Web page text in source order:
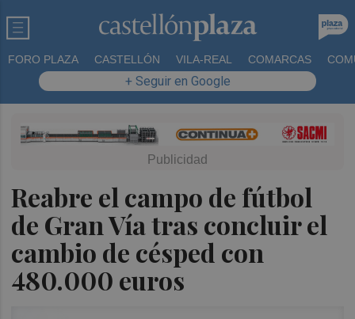
FORO PLAZA CASTELLÓN VILA-REAL COMARCAS
+ Seguir en Google
Reabre el campo de fútbol
de Gran Vía tras concluir el
cambio de césped con
480.000 euros